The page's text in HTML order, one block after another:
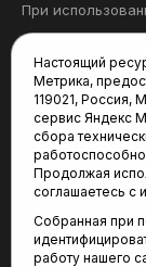
При
Редакция:
625035,
(3452) 68-22-28
tum-
Отдел продаж:
(3452) 68-89-78
Настоящий
Метрика,
119021, Россия,
сервис Яндекс
сбора
Продолжая
соглашаетесь с
Собранная при
работу нашего